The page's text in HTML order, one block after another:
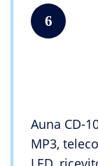
6
Auna CD-
MP3,